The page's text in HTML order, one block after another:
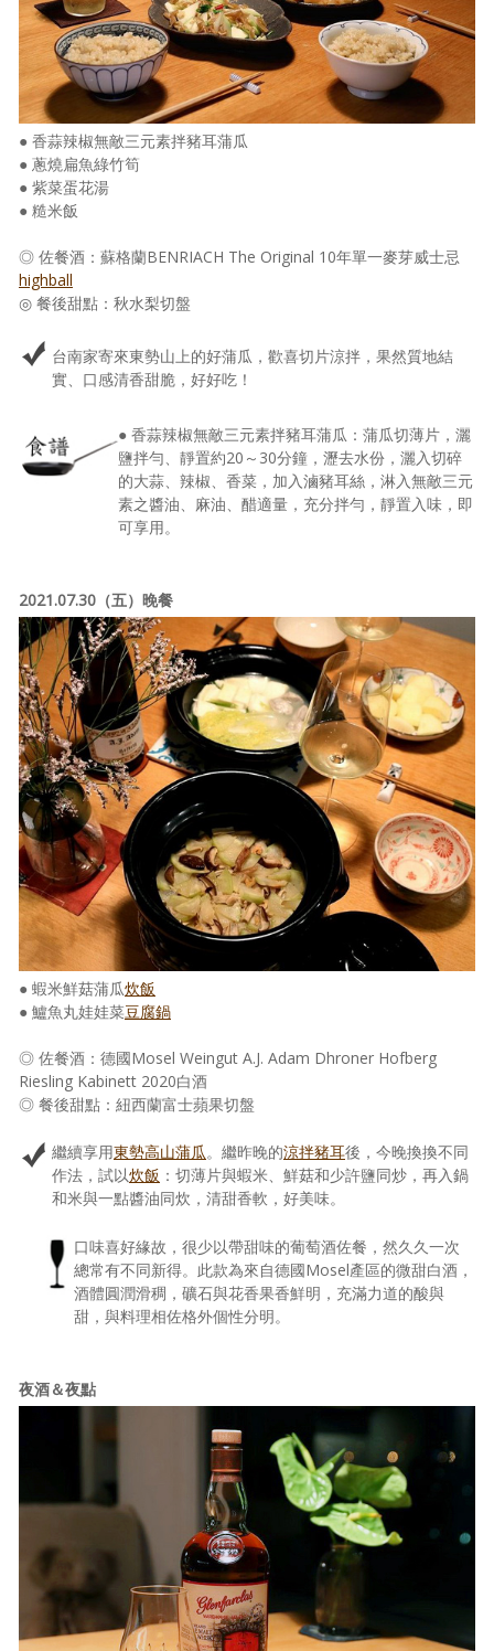
● 香蒜辣椒無敵三元素拌豬耳蒲瓜
● 蔥燒扁魚綠竹筍
● 紫菜蛋花湯
● 糙米飯
◎ 佐餐酒：蘇格蘭BENRIACH The Original 10年單一麥芽威士忌
highball
◎ 餐後甜點：秋水梨切盤
台南家寄來東勢山上的好蒲瓜，歡喜切片涼拌，果然質地結
實、口感清香甜脆，好好吃！
● 香蒜辣椒無敵三元素拌豬耳蒲瓜：蒲瓜切薄片，灑
鹽拌勻、靜置約20～30分鐘，瀝去水份，灑入切碎
的大蒜、辣椒、香菜，加入滷豬耳絲，淋入無敵三元
素之醬油、麻油、醋適量，充分拌勻，靜置入味，即
可享用。
2021.07.30（五）晚餐
● 蝦米鮮菇蒲瓜炊飯
● 鱸魚丸娃娃菜豆腐鍋
◎ 佐餐酒：德國Mosel Weingut A.J. Adam Dhroner Hofberg
Riesling Kabinett 2020白酒
◎ 餐後甜點：紐西蘭富士蘋果切盤
繼續享用東勢高山蒲瓜。繼昨晚的涼拌豬耳後，今晚換換不同
作法，試以炊飯 ：切薄片與蝦米、鮮菇和少許鹽同炒，再入鍋
和米與一點醬油同炊，清甜香軟，好美味。
口味喜好緣故，很少以帶甜味的葡萄酒佐餐，然久久一次
總常有不同新得。此款為來自德國Mosel產區的微甜白酒，
酒體圓潤滑稠，礦石與花香果香鮮明，充滿力道的酸與
甜，與料理相佐格外個性分明。
夜酒＆夜點